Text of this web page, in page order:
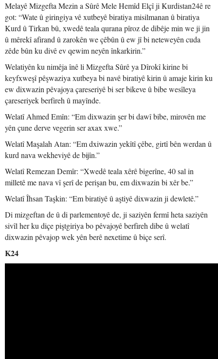
Melayê Mizgefta Mezin a Sûrê Mele Hemîd Elçî ji Kurdistan24ê re
got: “Wate û giringiya vê xutbeyê biratiya misilmanan û biratiya
Kurd û Tirkan bû, xwedê teala qurana pîroz de dibêje min we ji jin
û mêrekî afirand û zarokên we çêbûn û ew jî bi neteweyên cuda
zêde bûn ku divê ev qewim neyên înkarkirin.”
Welatiyên ku nimêja înê li Mizgefta Sûrê ya Dîrokî kirine bi
keyfxweşî pêşwaziya xutbeya bi navê biratiyê kirin û amaje kirin ku
ew dixwazin pêvajoya çareseriyê bi ser bikeve û bibe wesîleya
çareseriyek berfireh û mayînde.
Welatî Ahmed Emîn: “Em dixwazin şer bi dawî bibe, mirovên me
yên çune derve vegerin ser axax xwe.”
Welatî Maşalah Atan: “Em dxiwazin yekîtî çêbe, girtî bên werdan û
kurd nava wekheviyê de bijîn.”
Welatî Remezan Demîr: “Xwedê teala xêrê bigerîne, 40 sal in
milletê me nava vî şerî de perişan bu, em dixwazin bi xêr be.”
Welatî Îhsan Taşkin: “Em biratiyê û aştiyê dixwazin ji dewletê.”
Di mizgeftan de û di parlementoyê de, ji saziyên fermî heta saziyên
sivîl her ku diçe piştgiriya bo pêvajoyê berfireh dibe û welatî
dixwazin pêvajop wek yên berê nexetime û biçe serî.
K24